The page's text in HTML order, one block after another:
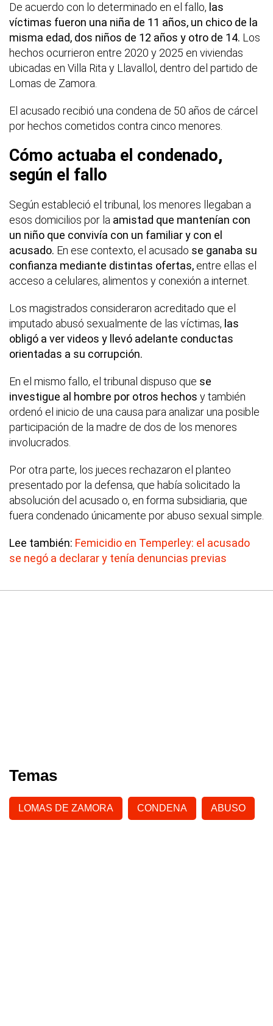
De acuerdo con lo determinado en el fallo, las
víctimas fueron una niña de 11 años, un chico de la
misma edad, dos niños de 12 años y otro de 14. Los
hechos ocurrieron entre 2020 y 2025 en viviendas
ubicadas en Villa Rita y Llavallol, dentro del partido de
Lomas de Zamora.
El acusado recibió una condena de 50 años de cárcel
por hechos cometidos contra cinco menores.
Cómo actuaba el condenado,
según el fallo
Según estableció el tribunal, los menores llegaban a
esos domicilios por la amistad que mantenían con
un niño que convivía con un familiar y con el
acusado. En ese contexto, el acusado se ganaba su
confianza mediante distintas ofertas, entre ellas el
acceso a celulares, alimentos y conexión a internet.
Los magistrados consideraron acreditado que el
imputado abusó sexualmente de las víctimas, las
obligó a ver videos y llevó adelante conductas
orientadas a su corrupción.
En el mismo fallo, el tribunal dispuso que se
investigue al hombre por otros hechos y también
ordenó el inicio de una causa para analizar una posible
participación de la madre de dos de los menores
involucrados.
Por otra parte, los jueces rechazaron el planteo
presentado por la defensa, que había solicitado la
absolución del acusado o, en forma subsidiaria, que
fuera condenado únicamente por abuso sexual simple.
Lee también: Femicidio en Temperley: el acusado
se negó a declarar y tenía denuncias previas
Temas
LOMAS DE ZAMORA CONDENA ABUSO